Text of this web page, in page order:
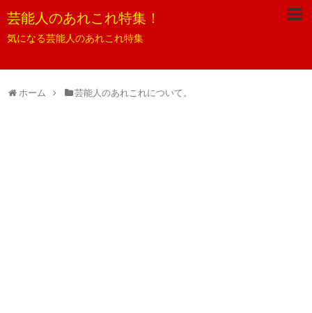
芸能人のあれこれ特集！
気になる芸能人のあれこれ特集
ホーム 芸能人のあれこれについて。